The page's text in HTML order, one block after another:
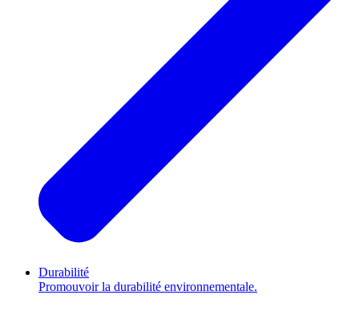
Durabilité
Promouvoir la durabilité environnementale.